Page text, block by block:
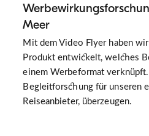
Meer
Mit dem Video Flyer haben
Produkt entwickelt, welches
einem Werbeformat
Begleitforschung für unseren
Reiseanbieter, überzeugen.